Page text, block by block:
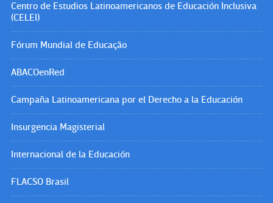
Centro de Estudios Latinoamericanos de Educación Inclusiva
(CELEI)
Fórum Mundial de Educação
ABACOenRed
Campaña Latinoamericana por el Derecho a la Educación
Insurgencia Magisterial
Internacional de la Educación
FLACSO Brasil